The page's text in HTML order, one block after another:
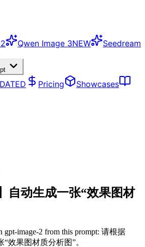
Qwen Image 3NEW
Seedream
Pricing
Showcases
自动生成一张“效果图材
gpt-image-2 from this prompt: 请根据
“效果图材质分析图”。